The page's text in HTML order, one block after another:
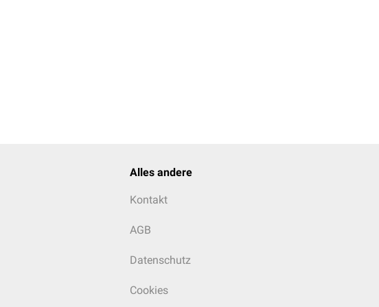
Metastasen incl. muzinöse
Alles andere
Kontakt
AGB
Datenschutz
Cookies